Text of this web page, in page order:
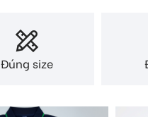
Đúng size